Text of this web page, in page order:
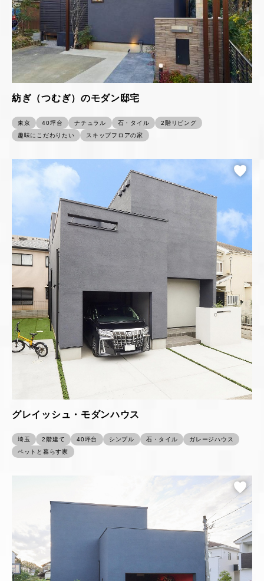
紡ぎ（つむぎ）のモダン邸宅
東京 40坪台 ナチュラル 石・タイル
2階リビング
趣味にこだわりたい
スキップフロアの家
グレイッシュ・モダンハウス
埼玉 2階建て 40坪台 シンプル 石・タイル
ガレージハウス
ペットと暮らす家